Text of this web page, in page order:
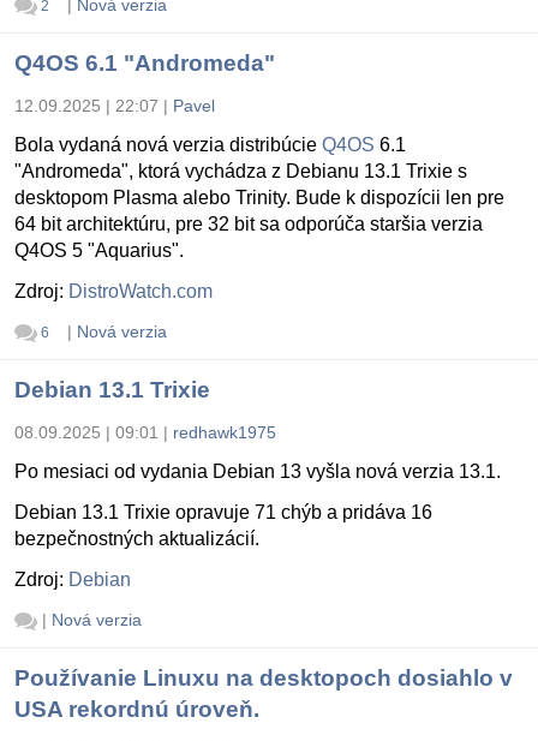
2 | Nová verzia
Q4OS 6.1 "Andromeda"
12.09.2025 | 22:07 | Pavel
Bola vydaná nová verzia distribúcie Q4OS 6.1
"Andromeda", ktorá vychádza z Debianu 13.1 Trixie s
desktopom Plasma alebo Trinity. Bude k dispozícii len pre
64 bit architektúru, pre 32 bit sa odporúča staršia verzia
Q4OS 5 "Aquarius".
Zdroj: DistroWatch.com
6 | Nová verzia
Debian 13.1 Trixie
08.09.2025 | 09:01 | redhawk1975
Po mesiaci od vydania Debian 13 vyšla nová verzia 13.1.
Debian 13.1 Trixie opravuje 71 chýb a pridáva 16
bezpečnostných aktualizácií.
Zdroj: Debian
| Nová verzia
Používanie Linuxu na desktopoch dosiahlo v
USA rekordnú úroveň.